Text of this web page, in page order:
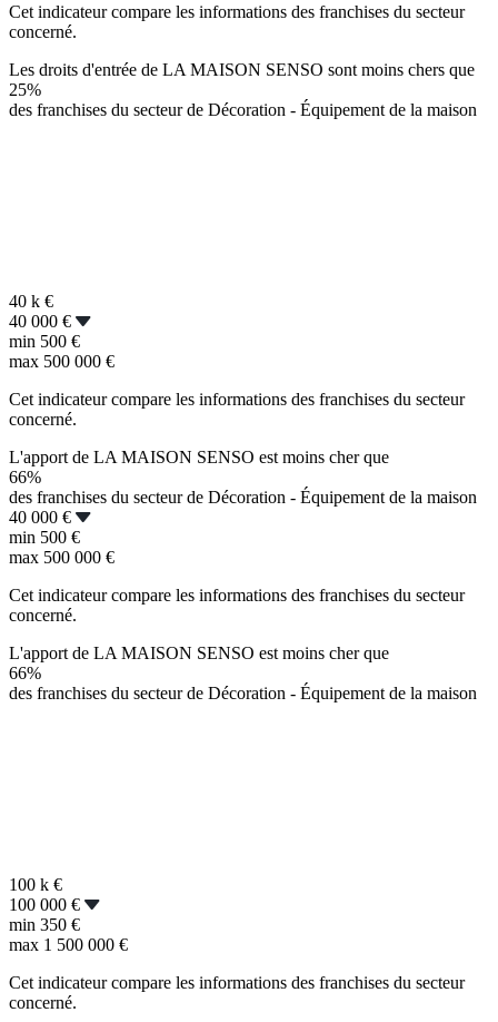
Cet indicateur compare les informations des franchises du secteur
concerné.
Les droits d'entrée de LA MAISON SENSO sont moins chers que
25%
des franchises du secteur de Décoration - Équipement de la maison
40 k €
40 000 €
min 500 €
max 500 000 €
Cet indicateur compare les informations des franchises du secteur
concerné.
L'apport de LA MAISON SENSO est moins cher que
66%
des franchises du secteur de Décoration - Équipement de la maison
40 000 €
min 500 €
max 500 000 €
Cet indicateur compare les informations des franchises du secteur
concerné.
L'apport de LA MAISON SENSO est moins cher que
66%
des franchises du secteur de Décoration - Équipement de la maison
100 k €
100 000 €
min 350 €
max 1 500 000 €
Cet indicateur compare les informations des franchises du secteur
concerné.